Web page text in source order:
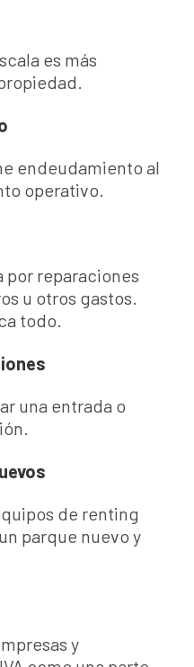
es más
endeudamiento al
operativo.
por reparaciones
u otros gastos.
todo.
una entrada o
de renting
parque nuevo y
y